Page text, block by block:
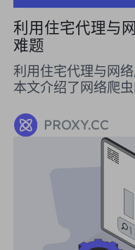
利用住宅代理与
难题
利用住宅代理与网
本文介绍了网络爬
封禁。住宅代理的
静态住宅代理和不
户的需求，特别是
不限流量代理可以
PROXY.CC